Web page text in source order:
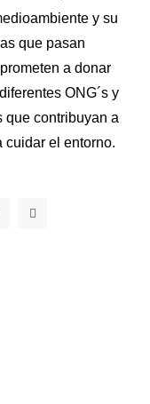
y su
que pasan
a donar
ONG´s y
que contribuyan a
cuidar el entorno.
o